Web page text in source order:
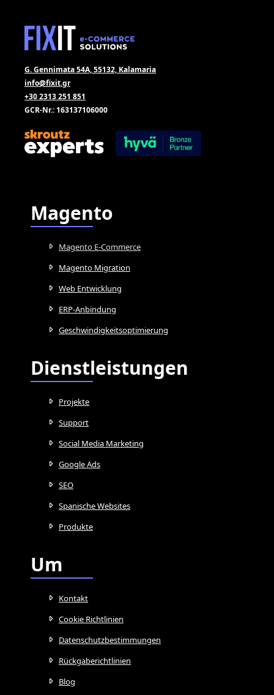
G. Gennimata 54A, 55132, Kalamaria
info@fixit.gr
+30 2313 251 851
GCR-Nr.: 163137106000
Magento
Magento E-Commerce
Magento Migration
Web Entwicklung
ERP-Anbindung
Geschwindigkeitsoptimierung
Dienstleistungen
Projekte
Support
Social Media Marketing
Google Ads
SEO
Spanische Websites
Produkte
Um
Kontakt
Cookie Richtlinien
Datenschutzbestimmungen
Rückgaberichtlinien
Blog